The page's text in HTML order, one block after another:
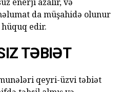
da müşahidə olunur
edir.
TƏBIƏT
qeyri-üzvi təbiət